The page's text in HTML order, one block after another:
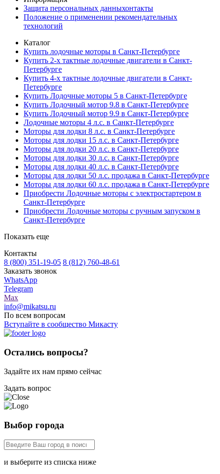
Защита персональных данныхонтакты
Положение о применении рекомендательных
технологий
Каталог
Купить лодочные моторы в Санкт-Петербурге
Купить 2-х тактные лодочные двигатели в Санкт-
Петербурге
Купить 4-х тактные лодочные двигатели в Санкт-
Петербурге
Купить Лодочные моторы 5 в Санкт-Петербурге
Купить Лодочный мотор 9.8 в Санкт-Петербурге
Купить Лодочный мотор 9.9 в Санкт-Петербурге
Лодочные моторы 4 л.с. в Санкт-Петербурге
Моторы для лодки 8 л.с. в Санкт-Петербурге
Моторы для лодки 15 л.с. в Санкт-Петербурге
Моторы для лодки 20 л.с. в Санкт-Петербурге
Моторы для лодки 30 л.с. в Санкт-Петербурге
Моторы для лодки 40 л.с. в Санкт-Петербурге
Моторы для лодки 50 л.с. продажа в Санкт-Петербурге
Моторы для лодки 60 л.с. продажа в Санкт-Петербурге
Приобрести Лодочные моторы с электростартером в
Санкт-Петербурге
Приобрести Лодочные моторы с ручным запуском в
Санкт-Петербурге
Показать еще
Контакты
8 (800) 351-19-05 8 (812) 760-48-61
Заказать звонок
WhatsApp
Telegram
Max
info@mikatsu.ru
По всем вопросам
Вступайте в сообщество Микасту
Остались вопросы?
Задайте их нам прямо сейчас
Задать вопрос
Выбор города
и выберите из списка ниже